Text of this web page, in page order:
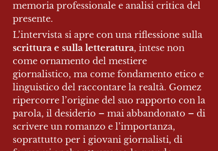
memoria professionale e analisi critica del
presente.
scrittura e sulla letteratura, intese non
come ornamento del mestiere
giornalistico, ma come fondamento etico e
linguistico del raccontare la realtà. Gomez
ripercorre l’origine del suo rapporto con la
parola, il desiderio – mai abbandonato – di
scrivere un romanzo e l’importanza,
soprattutto per i giovani giornalisti, di